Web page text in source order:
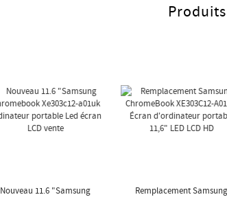
Nouveau 11.6 "Samsung
Remplacement Samsung